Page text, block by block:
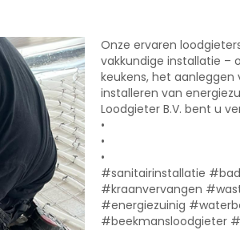
Onze ervaren
vakkundige installatie –
keukens, het
installeren van
Loodgieter B.V. bent u
•
•
•
#sanitairinstallatie
#kraanvervangen
#energiezuinig
#beekmansloodgieter